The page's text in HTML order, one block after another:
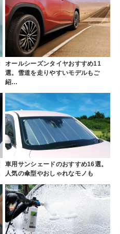
オールシーズンタイヤおすすめ11
選。雪道を走りやすいモデルもご
紹…
車用サンシェードのおすすめ16選。
人気の傘型やおしゃれなモノも